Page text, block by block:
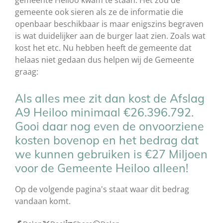
gemeente ook sieren als ze de informatie die
openbaar beschikbaar is maar enigszins begraven
is wat duidelijker aan de burger laat zien. Zoals wat
kost het etc. Nu hebben heeft de gemeente dat
helaas niet gedaan dus helpen wij de Gemeente
graag:
Als alles mee zit dan kost de Afslag
A9 Heiloo minimaal €26.396.792.
Gooi daar nog even de onvoorziene
kosten bovenop en het bedrag dat
we kunnen gebruiken is €27 Miljoen
voor de Gemeente Heiloo alleen!
Op de volgende pagina's staat waar dit bedrag
vandaan komt.